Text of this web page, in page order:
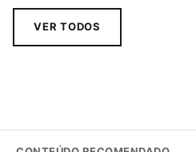
VER TODOS